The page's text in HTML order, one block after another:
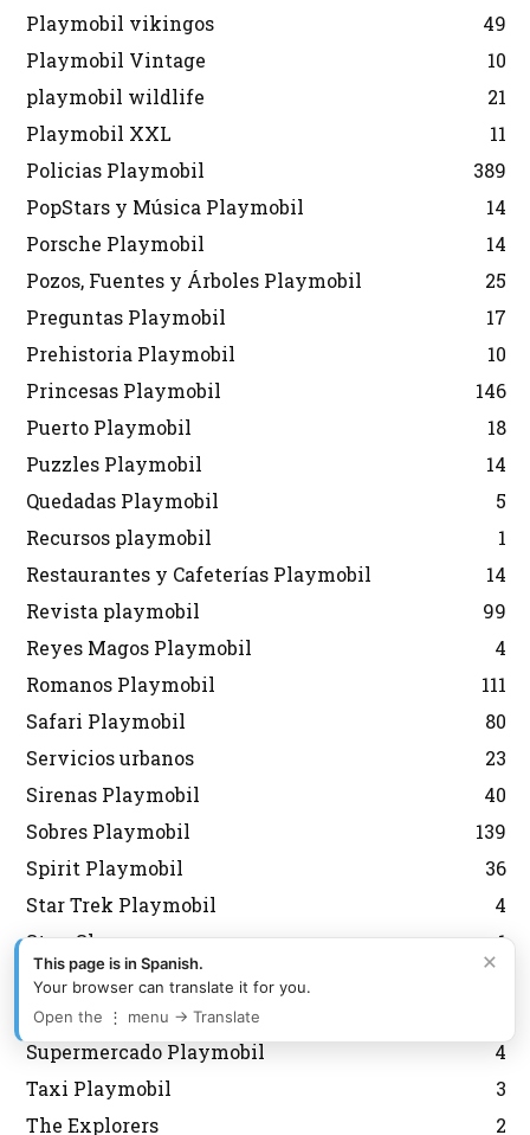
Playmobil vikingos
49
Playmobil Vintage
10
playmobil wildlife
21
Playmobil XXL
11
Policias Playmobil
389
PopStars y Música Playmobil
14
Porsche Playmobil
14
Pozos, Fuentes y Árboles Playmobil
25
Preguntas Playmobil
17
Prehistoria Playmobil
10
Princesas Playmobil
146
Puerto Playmobil
18
Puzzles Playmobil
14
Quedadas Playmobil
5
Recursos playmobil
1
Restaurantes y Cafeterías Playmobil
14
Revista playmobil
99
Reyes Magos Playmobil
4
Romanos Playmobil
111
Safari Playmobil
80
Servicios urbanos
23
Sirenas Playmobil
40
Sobres Playmobil
139
Spirit Playmobil
36
Star Trek Playmobil
4
Stun Show
1
Submarinos y buceo
Súper 4 Playmobil
Supermercado Playmobil
4
Taxi Playmobil
3
The Explorers
2
×
This page is in Spanish.
Your browser can translate it for you.
Open the ⋮ menu → Translate